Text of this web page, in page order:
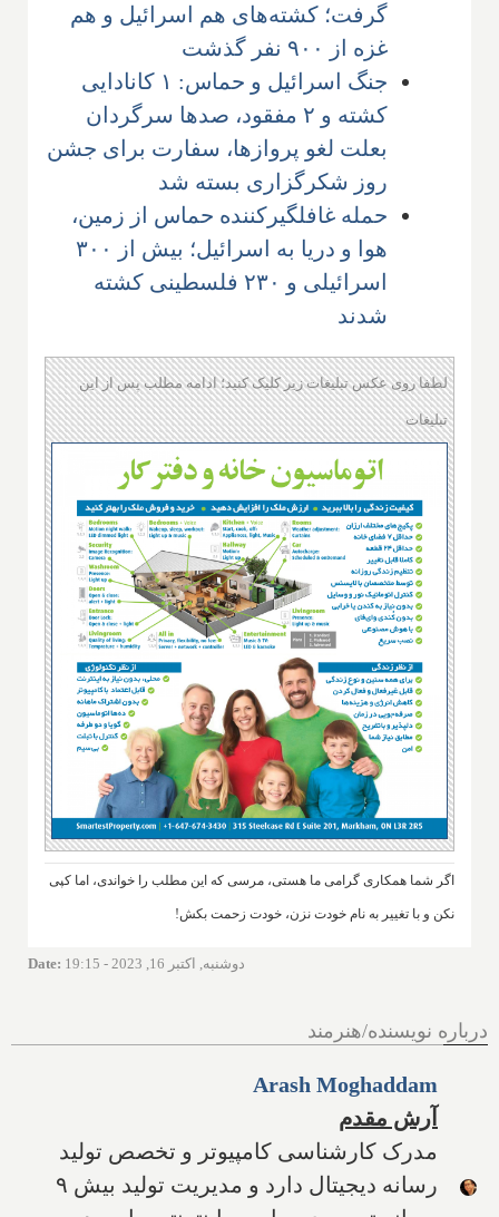
گرفت؛ کشته‌های هم اسرائیل و هم
غزه از ۹۰۰ نفر گذشت
جنگ اسرائیل و حماس: ۱ کانادایی
کشته و ۲ مفقود، صدها سرگردان
بعلت لغو پروازها، سفارت برای جشن
روز شکرگزاری بسته شد
حمله غافلگیرکننده حماس از زمین،
هوا و دریا به اسرائیل؛ بیش از ۳۰۰
اسرائیلی و ۲۳۰ فلسطینی کشته
شدند
لطفا روی عکس تبلیغات زیر کلیک کنید؛ ادامه مطلب پس از این
تبلیغات
اگر شما همکاری گرامی ما هستی، مرسی که این مطلب را خواندی، اما کپی
نکن و با تغییر به نام خودت نزن، خودت زحمت بکش!
Date: دوشنبه, اکتبر 16, 2023 - 19:15
درباره نویسنده/هنرمند
Arash Moghaddam
آرش مقدم
مدرک کارشناسی کامپیوتر و تخصص تولید
رسانه دیجیتال دارد و مدیریت تولید بیش ۹